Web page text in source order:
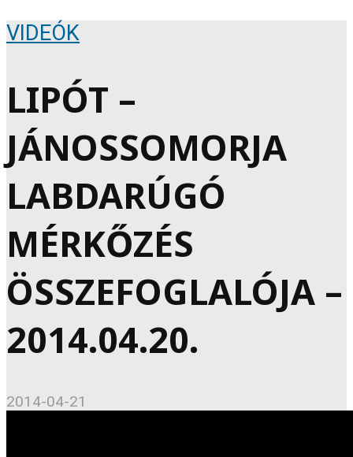
VIDEÓK
LIPÓT –
JÁNOSSOMORJA
LABDARÚGÓ
MÉRKŐZÉS
ÖSSZEFOGLALÓJA –
2014.04.20.
2014-04-21